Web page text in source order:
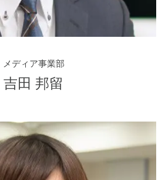
メディア事業部
吉田 邦留